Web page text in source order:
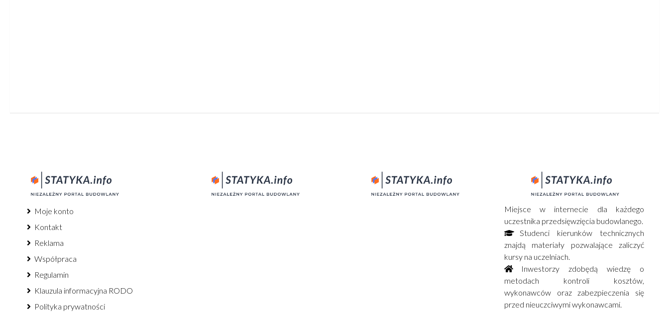
Moje konto
Kontakt
Reklama
Współpraca
Regulamin
Klauzula informacyjna RODO
Polityka prywatności
Miejsce w internecie dla każdego
uczestnika przedsięwzięcia budowlanego.
Studenci kierunków technicznych
znajdą materiały pozwalające zaliczyć
kursy na uczelniach.
Inwestorzy zdobędą wiedzę o
metodach kontroli kosztów,
wykonawców oraz zabezpieczenia się
przed nieuczciwymi wykonawcami.